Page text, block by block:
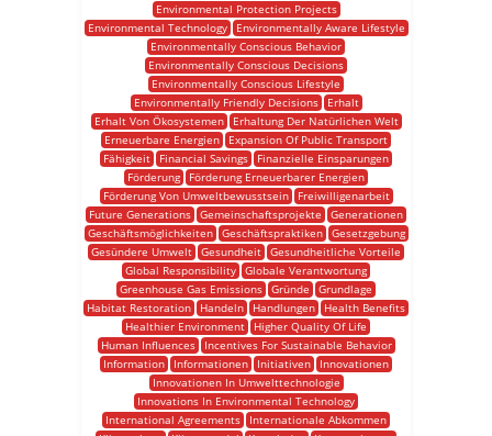
Environmental Protection Projects
Environmental Technology
Environmentally Aware Lifestyle
Environmentally Conscious Behavior
Environmentally Conscious Decisions
Environmentally Conscious Lifestyle
Environmentally Friendly Decisions
Erhalt
Erhalt Von Ökosystemen
Erhaltung Der Natürlichen Welt
Erneuerbare Energien
Expansion Of Public Transport
Fähigkeit
Financial Savings
Finanzielle Einsparungen
Förderung
Förderung Erneuerbarer Energien
Förderung Von Umweltbewusstsein
Freiwilligenarbeit
Future Generations Gemeinschaftsprojekte
Generationen
Geschäftsmöglichkeiten
Geschäftspraktiken
Gesetzgebung
Gesündere Umwelt Gesundheit Gesundheitliche Vorteile
Global Responsibility Globale Verantwortung
Greenhouse Gas Emissions Gründe
Grundlage
Habitat Restoration
Handeln Handlungen
Health Benefits
Healthier Environment
Higher Quality Of Life
Human Influences
Incentives For Sustainable Behavior
Information
Informationen Initiativen
Innovationen
Innovationen In Umwelttechnologie
Innovations In Environmental Technology
International Agreements
Internationale Abkommen